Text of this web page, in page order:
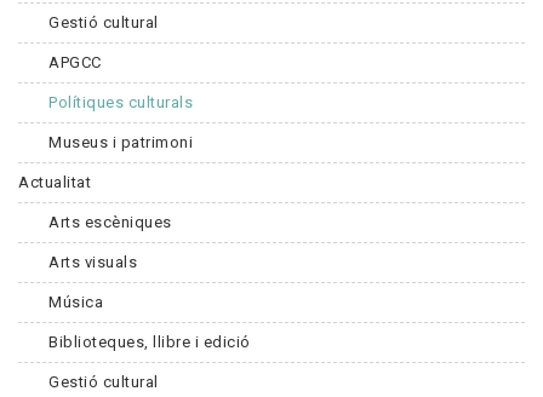
Gestió cultural
APGCC
Polítiques culturals
Museus i patrimoni
Actualitat
Arts escèniques
Arts visuals
Música
Biblioteques, llibre i edició
Gestió cultural